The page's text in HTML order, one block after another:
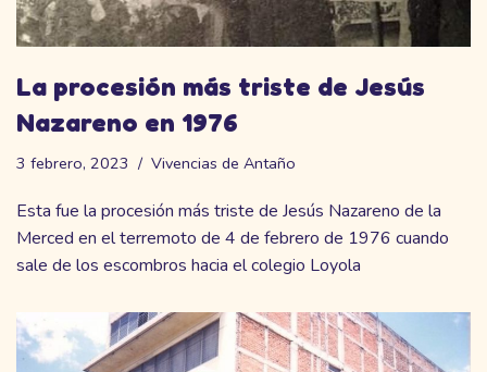
La procesión más triste de Jesús
Nazareno en 1976
3 febrero, 2023 Vivencias de Antaño
Esta fue la procesión más triste de Jesús Nazareno de la
Merced en el terremoto de 4 de febrero de 1976 cuando
sale de los escombros hacia el colegio Loyola